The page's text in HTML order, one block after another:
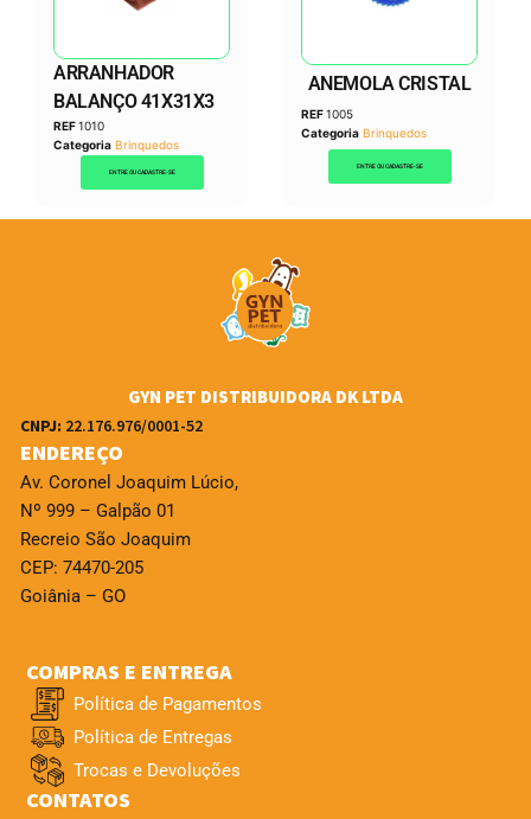
ARRANHADOR
BALANÇO 41X31X3
REF1010
Categoria Brinquedos
ENTRE OU CADASTRE-SE
ANEMOLA CRISTAL
REF1005
Categoria Brinquedos
ENTRE OU CADASTRE-SE
GYN PET DISTRIBUIDORA DK LTDA
CNPJ: 22.176.976/0001-52
ENDEREÇO
Av. Coronel Joaquim Lúcio,
Nº 999 – Galpão 01
Recreio São Joaquim
CEP: 74470-205
Goiânia – GO
COMPRAS E ENTREGA
Política de Pagamentos
Política de Entregas
Trocas e Devoluções
CONTATOS